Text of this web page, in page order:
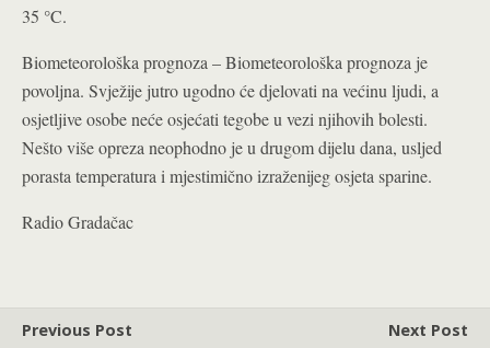
35 °C.
Biometeorološka prognoza – Biometeorološka prognoza je
povoljna. Svježije jutro ugodno će djelovati na većinu ljudi, a
osjetljive osobe neće osjećati tegobe u vezi njihovih bolesti.
Nešto više opreza neophodno je u drugom dijelu dana, usljed
porasta temperatura i mjestimično izraženijeg osjeta sparine.
Radio Gradačac
Previous Post
Next Post